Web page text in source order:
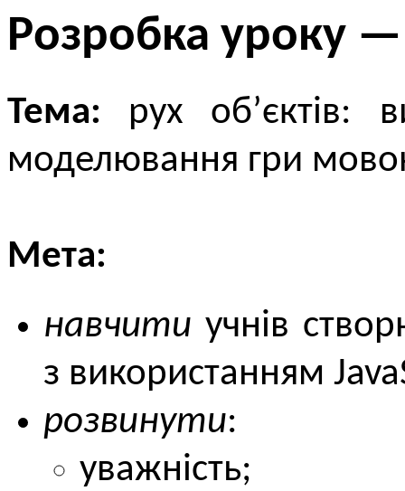
Розробка уроку
Тема: рух об’єктів:
моделювання гри
Мета:
навчити учнів
з використанням
розвинути:
уважність;